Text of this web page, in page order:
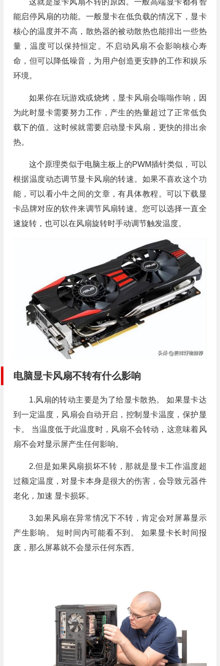
能启停风扇的功能。一般显卡在低负载的情况下，显卡
核心的温度并不高，散热器的被动散热也能排出一些热
量，温度可以保持恒定。不启动风扇不会影响核心寿
命，但可以降低噪音，为用户创造更安静的工作和娱乐
环境。
如果你在玩游戏或烧烤，显卡风扇会嗡嗡作响，因
为此时显卡需要努力工作，产生的热量超过了正常低负
载下的值。这时候就需要启动显卡风扇，更快的排出余
热。
这个原理类似于电脑主板上的PWM插针类似，可以
根据温度动态调节显卡风扇的转速。如果不喜欢这个功
能，可以看小牛之间的文章，有具体教程。可以下载显
卡品牌对应的软件来调节风扇转速。您可以选择一直全
速旋转，也可以在风扇旋转时手动调节触发温度。
电脑显卡风扇不转有什么影响
1.风扇的转动主要是为了给显卡散热。 如果显卡达
到一定温度，风扇会自动开启，控制显卡温度，保护显
卡。 当温度低于此温度时，风扇不会转动，这意味着风
扇不会对显示屏产生任何影响。
2.但是如果风扇损坏不转，那就是显卡工作温度超
过额定温度，对显卡本身是很大的伤害，会导致元器件
老化，加速 显卡损坏。
3.如果风扇在异常情况下不转，肯定会对屏幕显示
产生影响。 短时间内可能看不到。 如果显卡长时间报
废，那么屏幕就不会显示任何东西。